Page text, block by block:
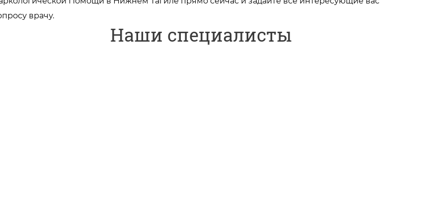
врачу.
Наши специалисты